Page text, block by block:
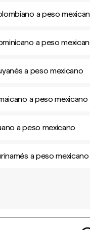
a peso
a peso
a peso mexicano
a peso mexicano
a peso mexicano
a peso mexicano